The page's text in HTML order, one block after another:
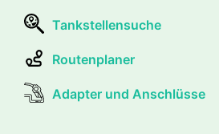
Tankstellensuche
Routenplaner
Adapter und Anschlüsse